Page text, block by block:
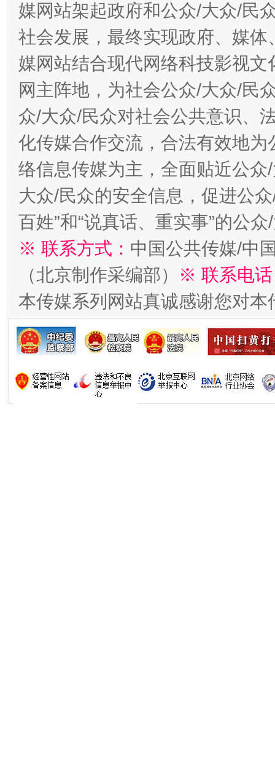
在谋一域中谋全局
今
习近平的博鳌关键词
魏明
媒网站架起政府和公众/大众/民
社会发展，最终实现政府、媒
媒网站结合现代网络科技影视
网主阵地，为社会公众/大众/民
众/大众/民众对社会公共意识、
化传媒合作交流，合法有效地
络信息传媒为主，全面贴近公
大众/民众的安全信息，促进公
百姓”和“说真话、重实事”的公
※ 联系方式： 中国公共传媒/中
（北京制作采编部）
※ 联系电
本传媒系列网站真诚感谢您对